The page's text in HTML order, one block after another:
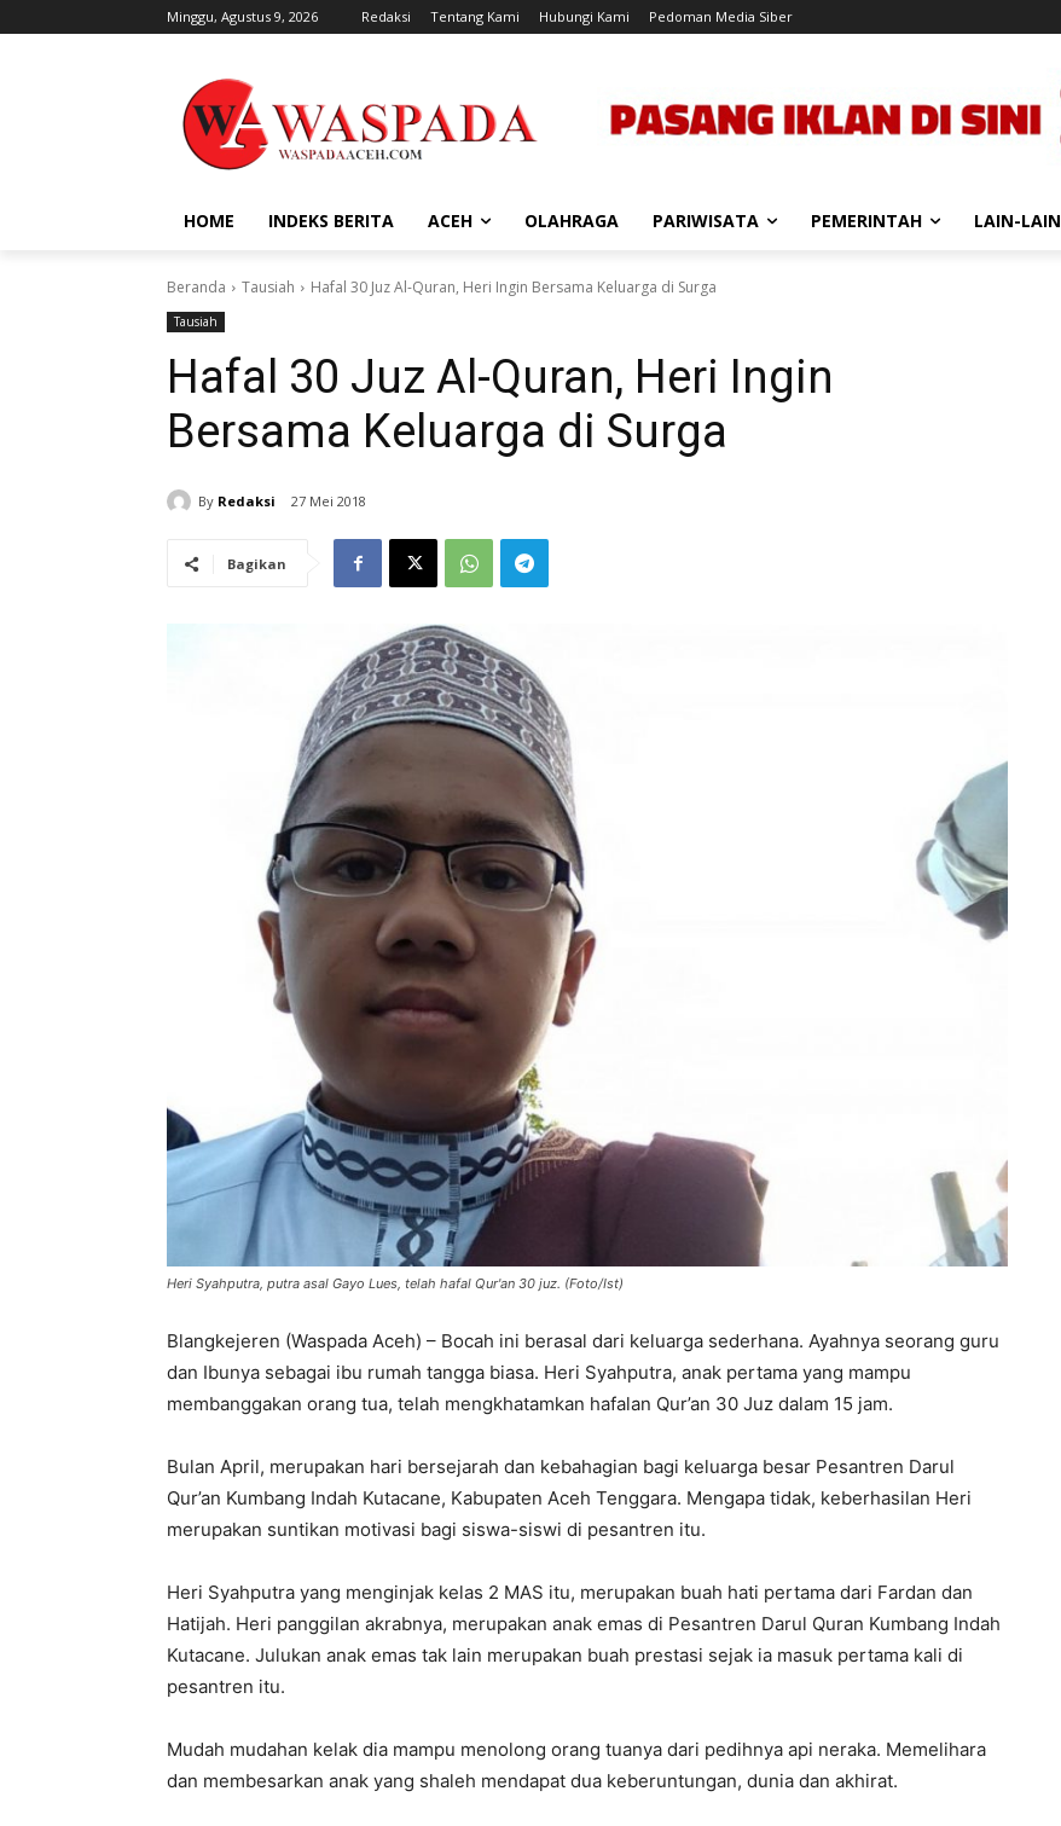
Minggu, Agustus 9, 2026 Redaksi Tentang Kami Hubungi Kami Pedoman Media Siber
HOME INDEKS BERITA ACEH OLAHRAGA PARIWISATA PEMERINTAH LAIN-LAIN
Beranda Tausiah Hafal 30 Juz Al-Quran, Heri Ingin Bersama Keluarga di Surga
Tausiah
Hafal 30 Juz Al-Quran, Heri Ingin
Bersama Keluarga di Surga
By Redaksi 27 Mei 2018
Bagikan
Heri Syahputra, putra asal Gayo Lues, telah hafal Qur'an 30 juz. (Foto/Ist)
Blangkejeren (Waspada Aceh) – Bocah ini berasal dari keluarga sederhana. Ayahnya seorang guru
dan Ibunya sebagai ibu rumah tangga biasa. Heri Syahputra, anak pertama yang mampu
membanggakan orang tua, telah mengkhatamkan hafalan Qur’an 30 Juz dalam 15 jam.
Bulan April, merupakan hari bersejarah dan kebahagian bagi keluarga besar Pesantren Darul
Qur’an Kumbang Indah Kutacane, Kabupaten Aceh Tenggara. Mengapa tidak, keberhasilan Heri
merupakan suntikan motivasi bagi siswa-siswi di pesantren itu.
Heri Syahputra yang menginjak kelas 2 MAS itu, merupakan buah hati pertama dari Fardan dan
Hatijah. Heri panggilan akrabnya, merupakan anak emas di Pesantren Darul Quran Kumbang Indah
Kutacane. Julukan anak emas tak lain merupakan buah prestasi sejak ia masuk pertama kali di
pesantren itu.
Mudah mudahan kelak dia mampu menolong orang tuanya dari pedihnya api neraka. Memelihara
dan membesarkan anak yang shaleh mendapat dua keberuntungan, dunia dan akhirat.